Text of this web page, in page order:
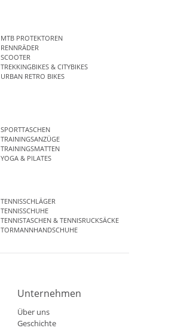
MTB PROTEKTOREN
RENNRÄDER
SCOOTER
TREKKINGBIKES & CITYBIKES
URBAN RETRO BIKES
SPORTTASCHEN
TRAININGSANZÜGE
TRAININGSMATTEN
YOGA & PILATES
TENNISSCHLÄGER
TENNISSCHUHE
TENNISTASCHEN & TENNISRUCKSÄCKE
TORMANNHANDSCHUHE
Unternehmen
Über uns
Geschichte